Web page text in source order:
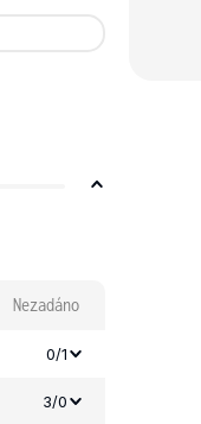
Nezadáno
0/1
3/0